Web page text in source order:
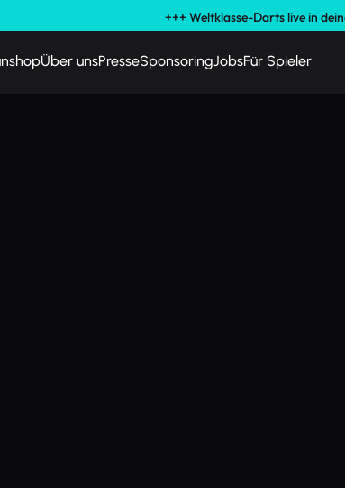
+++ Weltklasse-Darts live in
Über unsPresseSponsoringJobsFür Spieler